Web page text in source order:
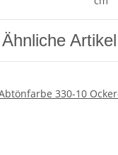
Ähnliche Artikel